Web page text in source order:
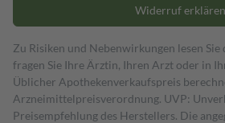
Widerruf erklären
Zu Risiken und Nebenwirkungen lesen Sie
fragen Sie Ihre Ärztin, Ihren Arzt oder in
Üblicher Apothekenverkaufspreis
Arzneimittelpreisverordnung. UVP:
Preisempfehlung des Herstellers. Die